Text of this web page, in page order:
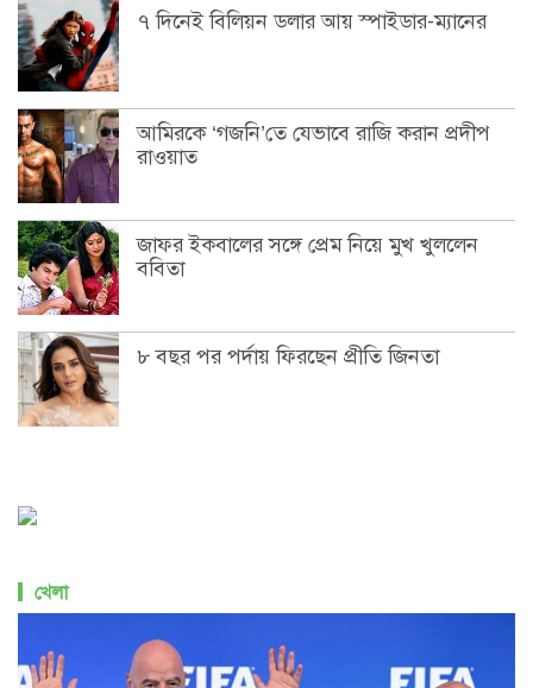
৭ দিনেই বিলিয়ন ডলার আয় স্পাইডার-ম্যানের
আমিরকে ‘গজনি’তে যেভাবে রাজি করান প্রদীপ
রাওয়াত
জাফর ইকবালের সঙ্গে প্রেম নিয়ে মুখ খুললেন
ববিতা
৮ বছর পর পর্দায় ফিরছেন প্রীতি জিনতা
খেলা